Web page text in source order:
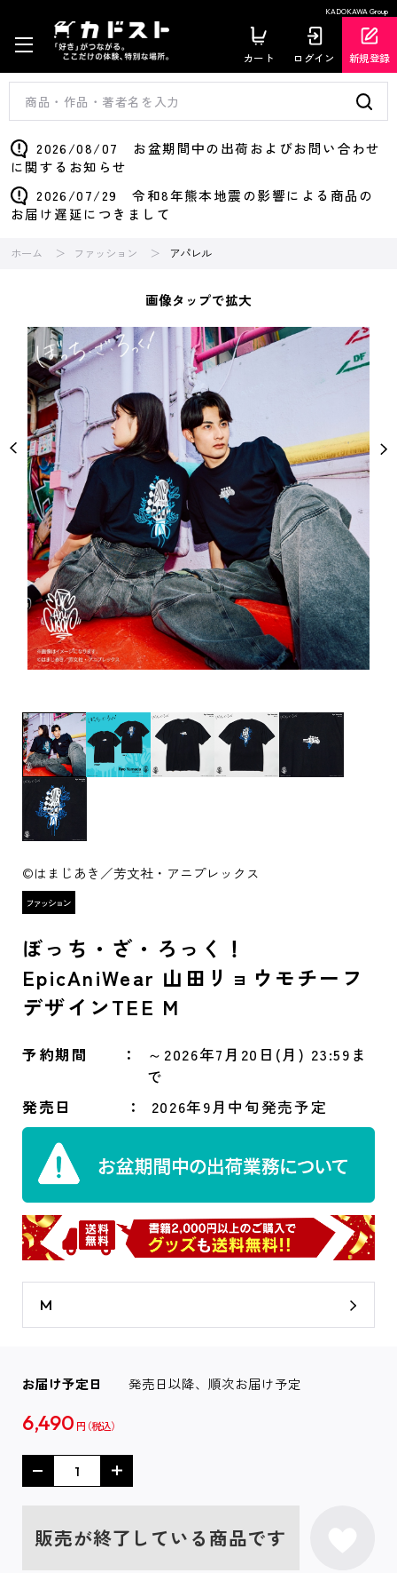
KADOKAWA Group
カート ログイン 新規登録
2026/08/07 お盆期間中の出荷およびお問い合わせ
に関するお知らせ
2026/07/29 令和8年熊本地震の影響による商品の
お届け遅延につきまして
ホーム ファッション アパレル
画像タップで拡大
©はまじあき／芳文社・アニプレックス
ぼっち・ざ・ろっく！
EpicAniWear 山田リョウモチーフ
デザインTEE M
予約期間
～2026年7月20日(月) 23:59ま
で
発売日
2026年9月中旬発売予定
M
お届け予定日 発売日以降、順次お届け予定
6,490 円
販売が終了している商品です